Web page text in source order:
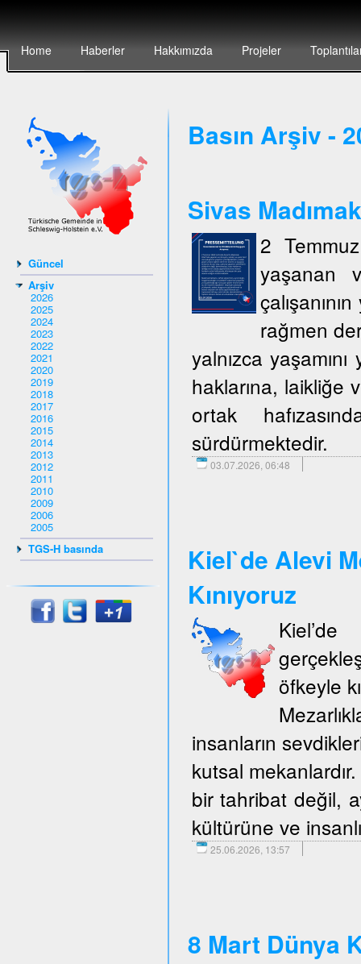
Home Haberler Hakkımızda Projeler
Güncel
Arşiv
2026
2025
2024
2023
2022
2021
2020
2019
2018
2017
2016
2015
2014
2013
2012
2011
2010
2009
2006
2005
TGS-H basında
Basın Arşiv -
Sivas
2
yaşanan
rağmen
yalnızca
haklarına, laikliğe
ortak
sürdürmektedir.
03.07.2026, 06:48
Kiel`de Alevi
Kınıyoruz
öfkeyle
insanların
kutsal
bir tahribat değil,
kültürüne ve
25.06.2026, 13:57
8 Mart Dünya